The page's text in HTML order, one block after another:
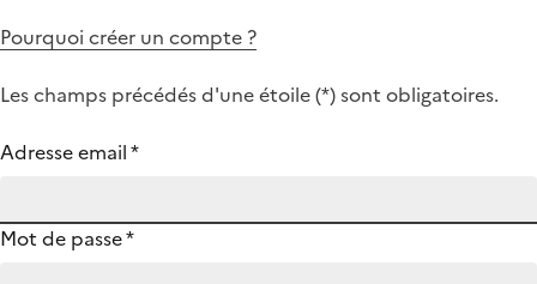
Pourquoi créer un compte ?
Les champs précédés d'une étoile (*) sont obligatoires.
Adresse email*
Mot de passe*